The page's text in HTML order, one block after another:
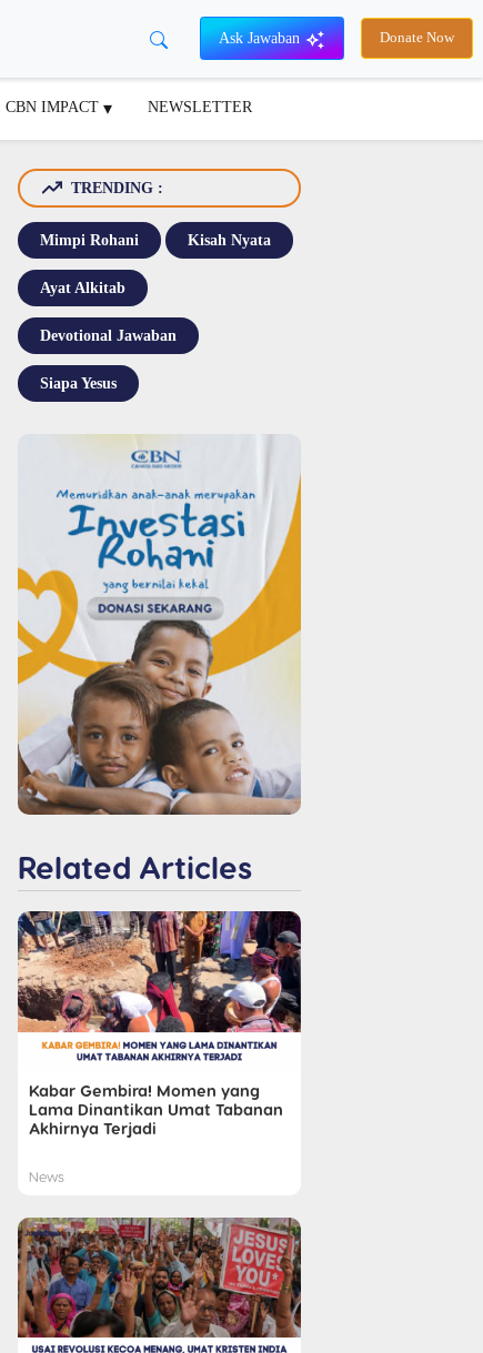
Ask Jawaban Donate Now
CBN IMPACT NEWSLETTER
TRENDING :
Mimpi Rohani Kisah Nyata
Ayat Alkitab
Devotional Jawaban
Siapa Yesus
Related Articles
Kabar Gembira! Momen yang
Lama Dinantikan Umat Tabanan
Akhirnya Terjadi
News